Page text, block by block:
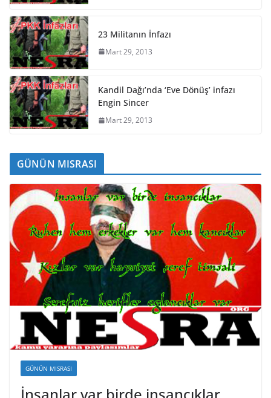
23 Militanın İnfazı
Mart 29, 2013
Kandil Dağı’nda ‘Eve Dönüş’ infazı
Engin Sincer
Mart 29, 2013
GÜNÜN MISRASI
GÜNÜN MISRASI